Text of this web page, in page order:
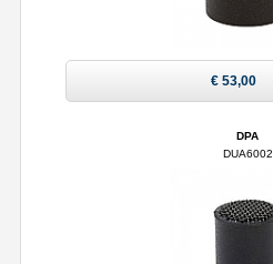
€ 53,00
DPA
DUA6002